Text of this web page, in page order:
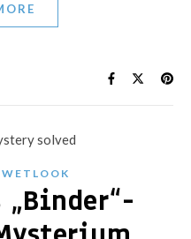
WETLOOK
„Binder“-